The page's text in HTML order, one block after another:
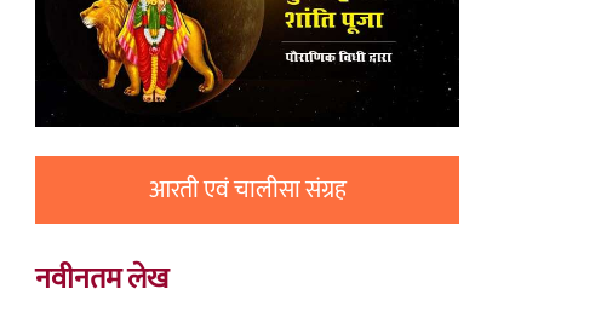
आरती एवं चालीसा संग्रह
नवीनतम लेख